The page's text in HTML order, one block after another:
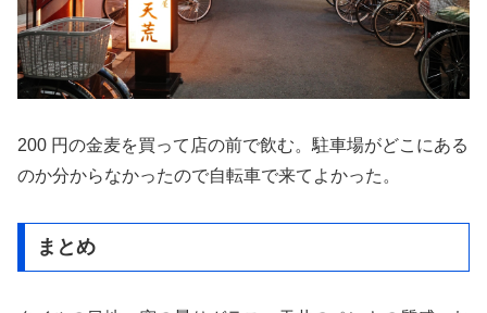
200 円の金麦を買って店の前で飲む。駐車場がどこにある
のか分からなかったので自転車で来てよかった。
まとめ